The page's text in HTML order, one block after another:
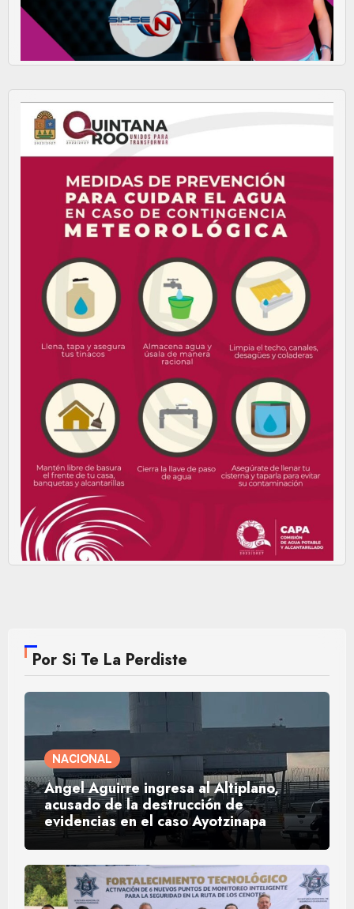
Por Si Te La Perdiste
NACIONAL
Ángel Aguirre ingresa al Altiplano,
acusado de la destrucción de
evidencias en el caso Ayotzinapa